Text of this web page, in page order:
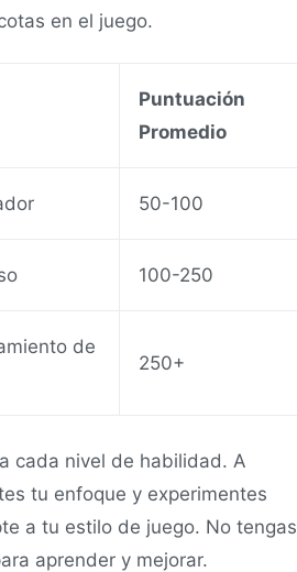
en el juego.
Puntuación
Promedio
50-100
100-250
de
250+
cada nivel de habilidad. A
tu enfoque y experimentes
a tu estilo de juego. No tengas
aprender y mejorar.